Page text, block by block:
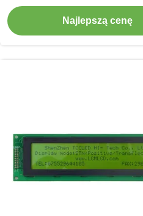
pinów równoległy
Najlepszą cenę